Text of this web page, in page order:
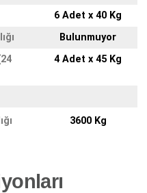
6 Adet x 40 Kg
Bulunmuyor
4 Adet x 45 Kg
3600 Kg